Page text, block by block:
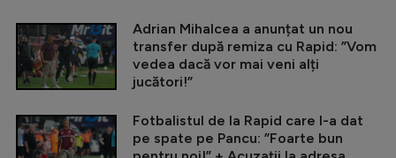
Adrian Mihalcea a anunțat un nou
transfer după remiza cu Rapid: ”Vom
vedea dacă vor mai veni alți
jucători!”
Fotbalistul de la Rapid care l-a dat
pe spate pe Pancu: ”Foarte bun